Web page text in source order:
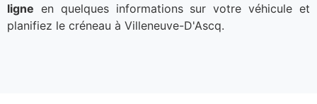
ligne en quelques informations sur votre véhicule et
planifiez le créneau à Villeneuve-D'Ascq.